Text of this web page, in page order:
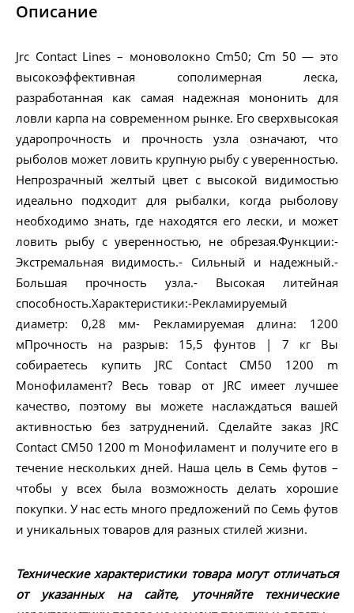
Описание
Jrc Contact Lines – моноволокно Cm50; Cm 50 — это
высокоэффективная сополимерная леска,
разработанная как самая надежная мононить для
ловли карпа на современном рынке. Его сверхвысокая
ударопрочность и прочность узла означают, что
рыболов может ловить крупную рыбу с уверенностью.
Непрозрачный желтый цвет с высокой видимостью
идеально подходит для рыбалки, когда рыболову
необходимо знать, где находятся его лески, и может
ловить рыбу с уверенностью, не обрезая.Функции:-
Экстремальная видимость.- Сильный и надежный.-
Большая прочность узла.- Высокая литейная
способность.Характеристики:-Рекламируемый
диаметр: 0,28 мм- Рекламируемая длина: 1200
мПрочность на разрыв: 15,5 фунтов | 7 кг Вы
собираетесь купить JRC Contact CM50 1200 m
Монофиламент? Весь товар от JRC имеет лучшее
качество, поэтому вы можете наслаждаться вашей
активностью без затруднений. Сделайте заказ JRC
Contact CM50 1200 m Монофиламент и получите его в
течение нескольких дней. Наша цель в Семь футов –
чтобы у всех была возможность делать хорошие
покупки. У нас есть много предложений по Семь футов
и уникальных товаров для разных стилей жизни.
Технические характеристики товара могут отличаться
от указанных на сайте, уточняйте технические